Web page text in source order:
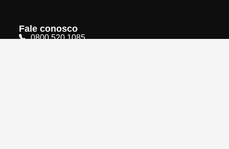
Fale conosco
0800 520 1085